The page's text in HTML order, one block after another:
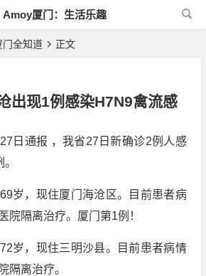
Amoy厦门：生活乐趣
门全知道 正文
出现1例感染H7N9禽流感
日通报 ，我省27日新确诊2例人感
岁，现住厦门海沧区。目前患者病
院隔离治疗。厦门第1例！
岁，现住三明沙县。目前患者病情
隔离治疗。